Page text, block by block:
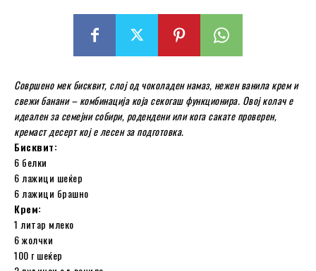
Совршено мек бисквит, слој од чоколаден намаз, нежен ванила крем и
свежи банани – комбинација која секогаш функционира. Овој колач е
идеален за семејни собири, родендени или кога сакате проверен,
кремаст десерт кој е лесен за подготовка.
Бисквит:
6 белки
6 лажици шеќер
6 лажици брашно
Крем:
1 литар млеко
6 жолчки
100 г шеќер